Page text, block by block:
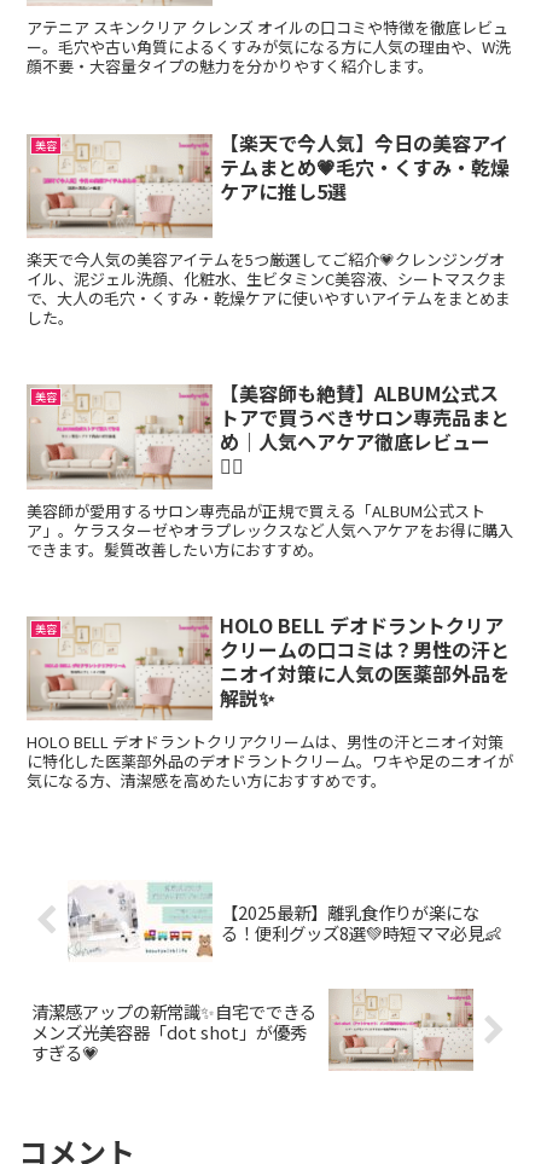
アテニア スキンクリア クレンズ オイルの口コミや特徴を徹底レビュ
ー。毛穴や古い角質によるくすみが気になる方に人気の理由や、W洗
顔不要・大容量タイプの魅力を分かりやすく紹介します。
美容
【楽天で今人気】今日の美容アイ
テムまとめ💗毛穴・くすみ・乾燥
ケアに推し5選
楽天で今人気の美容アイテムを5つ厳選してご紹介💗クレンジングオ
イル、泥ジェル洗顔、化粧水、生ビタミンC美容液、シートマスクま
で、大人の毛穴・くすみ・乾燥ケアに使いやすいアイテムをまとめま
した。
美容
【美容師も絶賛】ALBUM公式ス
トアで買うべきサロン専売品まと
め｜人気ヘアケア徹底レビュー
💇‍♀️
美容師が愛用するサロン専売品が正規で買える「ALBUM公式スト
ア」。ケラスターゼやオラプレックスなど人気ヘアケアをお得に購入
できます。髪質改善したい方におすすめ。
美容
HOLO BELL デオドラントクリア
クリームの口コミは？男性の汗と
ニオイ対策に人気の医薬部外品を
解説✨
HOLO BELL デオドラントクリアクリームは、男性の汗とニオイ対策
に特化した医薬部外品のデオドラントクリーム。ワキや足のニオイが
気になる方、清潔感を高めたい方におすすめです。
【2025最新】離乳食作りが楽にな
る！便利グッズ8選💚時短ママ必見👶
清潔感アップの新常識✨自宅でできる
メンズ光美容器「dot shot」が優秀
すぎる💗
コメント